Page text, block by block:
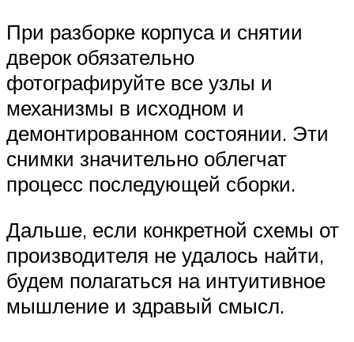
При разборке корпуса и снятии
дверок обязательно
фотографируйте все узлы и
механизмы в исходном и
демонтированном состоянии. Эти
снимки значительно облегчат
процесс последующей сборки.
Дальше, если конкретной схемы от
производителя не удалось найти,
будем полагаться на интуитивное
мышление и здравый смысл.